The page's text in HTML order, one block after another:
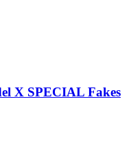
X SPECIAL Fakes